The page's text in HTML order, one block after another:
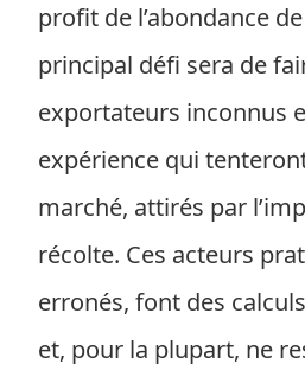
profit de l’abondance de
principal défi sera de
exportateurs inconnus
expérience qui
marché, attirés par
récolte. Ces acteurs
erronés, font des
et, pour la plupart, ne